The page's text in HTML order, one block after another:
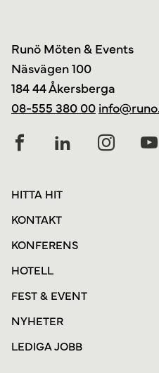
Runö Möten & Events
Näsvägen 100
184 44 Åkersberga
08-555 380 00
HITTA HIT
KONTAKT
KONFERENS
HOTELL
FEST & EVENT
NYHETER
LEDIGA JOBB